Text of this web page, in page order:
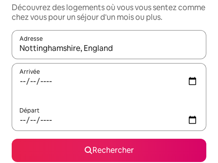
Découvrez des logements où vous vous sentez comme
chez vous pour un séjour d'un mois ou plus.
Adresse
Lorsque les résultats s'affichent, utilisez les flèches vers le
Arrivée
Départ
Rechercher